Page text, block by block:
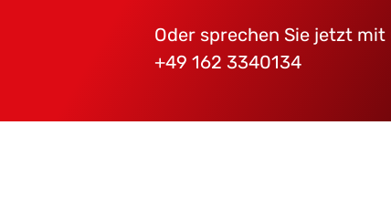
Oder sprechen Sie jetzt
+49 162 3340134